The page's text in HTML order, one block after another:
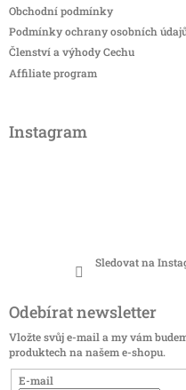
Obchodní podmínky
Podmínky ochrany osobních
Členství a výhody Cechu
Affiliate program
Instagram
Sledovat na
Odebírat newsletter
Vložte svůj e-mail a my vám
produktech na našem e-shopu.
E-mail